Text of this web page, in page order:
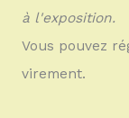
à l'exposition.
Vous pouvez
virement.